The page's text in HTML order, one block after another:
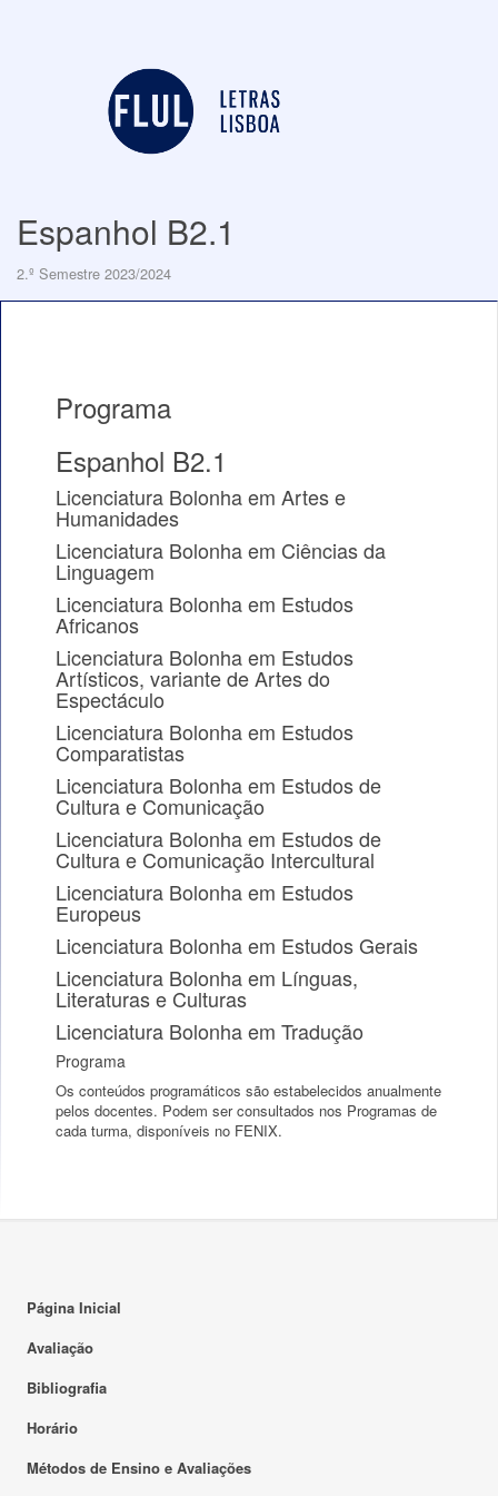
Espanhol B2.1
2.º Semestre 2023/2024
Programa
Espanhol B2.1
Licenciatura Bolonha em Artes e
Humanidades
Licenciatura Bolonha em Ciências da
Linguagem
Licenciatura Bolonha em Estudos
Africanos
Licenciatura Bolonha em Estudos
Artísticos, variante de Artes do
Espectáculo
Licenciatura Bolonha em Estudos
Comparatistas
Licenciatura Bolonha em Estudos de
Cultura e Comunicação
Licenciatura Bolonha em Estudos de
Cultura e Comunicação Intercultural
Licenciatura Bolonha em Estudos
Europeus
Licenciatura Bolonha em Estudos Gerais
Licenciatura Bolonha em Línguas,
Literaturas e Culturas
Licenciatura Bolonha em Tradução
Programa
Os conteúdos programáticos são estabelecidos anualmente
pelos docentes. Podem ser consultados nos Programas de
cada turma, disponíveis no FENIX.
Página Inicial
Avaliação
Bibliografia
Horário
Métodos de Ensino e Avaliações